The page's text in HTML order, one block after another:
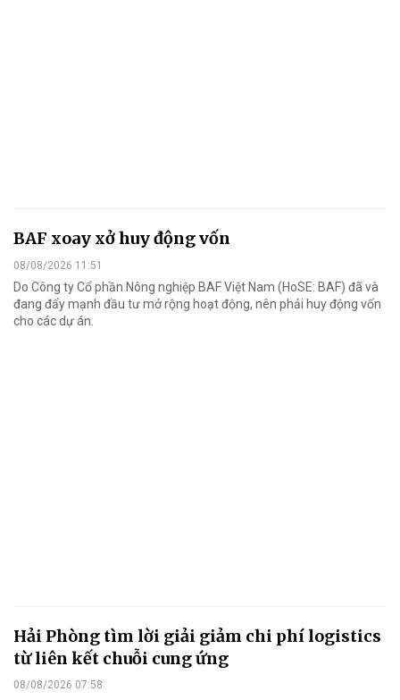
BAF xoay xở huy động vốn
08/08/2026 11:51
Do Công ty Cổ phần Nông nghiệp BAF Việt Nam (HoSE: BAF) đã và
đang đẩy mạnh đầu tư mở rộng hoạt động, nên phải huy động vốn
cho các dự án.
Hải Phòng tìm lời giải giảm chi phí logistics
từ liên kết chuỗi cung ứng
08/08/2026 07:58